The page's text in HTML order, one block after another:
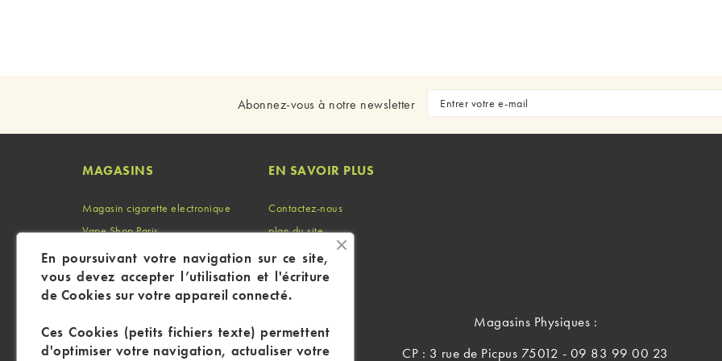
Abonnez-vous à notre newsletter
MAGASINS
Magasin cigarette electronique
Vape Shop Paris
Vape Shop Marseille
Vape Shop Lyon
EN SAVOIR PLUS
Contactez-nous
plan du site
Identifiant
Mon compte
Magasins Physiques :
CP : 3 rue de Picpus 75012 - 09 83 99 00 23
En poursuivant votre navigation sur ce site,
vous devez accepter l’utilisation et l'écriture
de Cookies sur votre appareil connecté.
Ces Cookies (petits fichiers texte) permettent
d'optimiser votre navigation, actualiser votre